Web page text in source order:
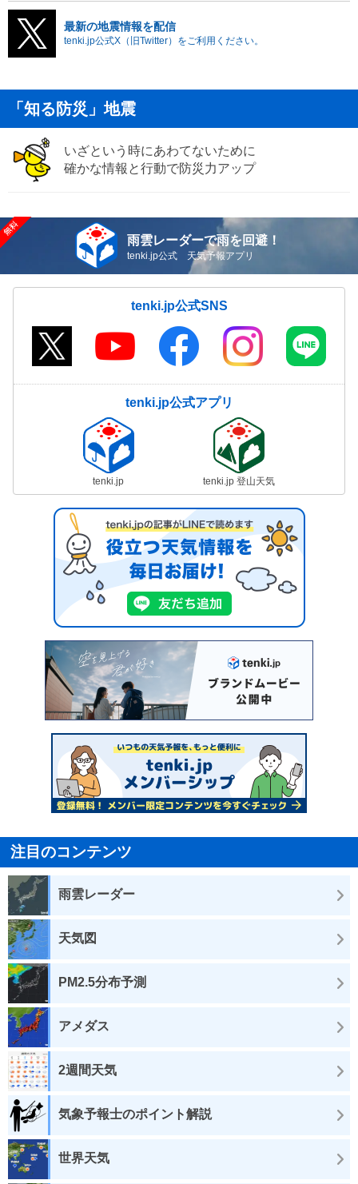
最新の地震情報を配信
tenki.jp公式X（旧Twitter）をご利用ください。
「知る防災」地震
いざという時にあわてないために
確かな情報と行動で防災力アップ
雨雲レーダーで雨を回避！
tenki.jp公式 天気予報アプリ
tenki.jp公式SNS
tenki.jp公式アプリ
tenki.jp tenki.jp 登山天気
注目のコンテンツ
雨雲レーダー
天気図
PM2.5分布予測
アメダス
2週間天気
気象予報士のポイント解説
世界天気